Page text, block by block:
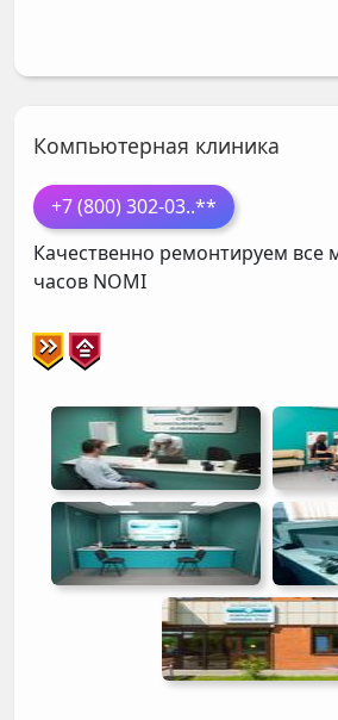
Компьютерная клиника
+7 (800) 302-03..**
Качественно ремонтируем все
часов NOMI